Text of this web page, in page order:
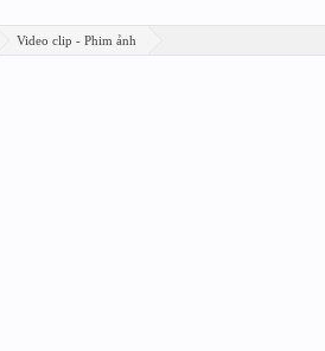
Video clip - Phim ảnh